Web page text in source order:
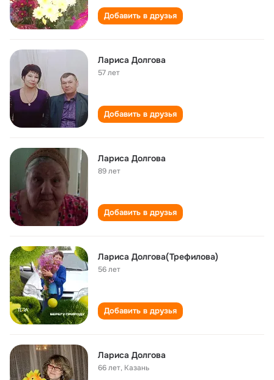
Добавить в друзья
Лариса Долгова
57 лет
Добавить в друзья
Лариса Долгова
89 лет
Добавить в друзья
Лариса Долгова(Трефилова)
56 лет
Добавить в друзья
Лариса Долгова
66 лет, Казань